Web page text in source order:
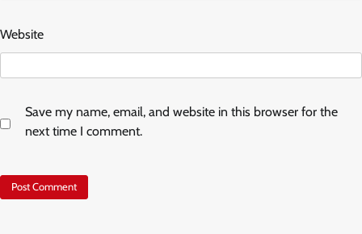
Website
Save my name, email, and website in this browser for the
next time I comment.